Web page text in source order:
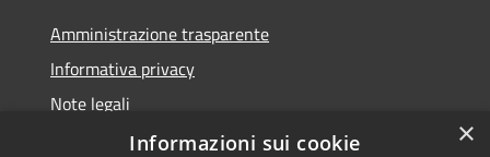
Amministrazione trasparente
Informativa privacy
Note legali
Dichiarazione di accessibilità
×
Informazioni sui cookie